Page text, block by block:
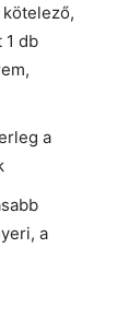
1 db
a
a